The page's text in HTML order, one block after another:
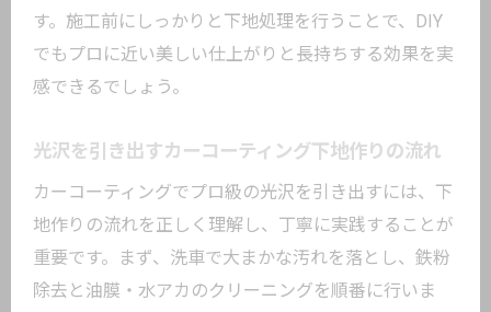
す。施工前にしっかりと下地処理を行うことで、DIY
でもプロに近い美しい仕上がりと長持ちする効果を実
感できるでしょう。
光沢を引き出すカーコーティング下地作りの流れ
カーコーティングでプロ級の光沢を引き出すには、下
地作りの流れを正しく理解し、丁寧に実践することが
重要です。まず、洗車で大まかな汚れを落とし、鉄粉
除去と油膜・水アカのクリーニングを順番に行いま